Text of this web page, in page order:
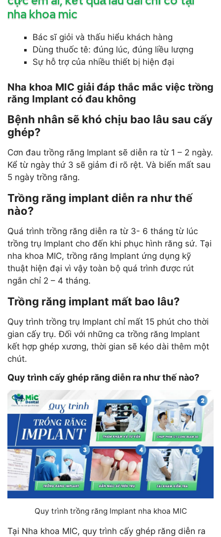
nha khoa mic
Bác sĩ giỏi và thấu hiểu khách hàng
Dùng thuốc tê: đúng lúc, đúng liều lượng
Sự hỗ trợ của nhiều thiết bị hiện đại
Nha khoa MIC giải đáp thắc mắc việc trồng
răng Implant có đau không
Bệnh nhân sẽ khó chịu bao lâu sau cấy
ghép?
Cơn đau trồng răng Implant sẽ diễn ra từ 1 – 2 ngày.
Kể từ ngày thứ 3 sẽ giảm đi rõ rệt. Và biến mất sau
5 ngày trồng răng.
Trồng răng implant diễn ra như thế
nào?
Quá trình trồng răng diễn ra từ 3- 6 tháng từ lúc
trồng trụ Implant cho đến khi phục hình răng sứ. Tại
nha khoa MIC, trồng răng Implant ứng dụng kỹ
thuật hiện đại vì vậy toàn bộ quá trình được rút
ngắn chỉ 2 – 4 tháng.
Trồng răng implant mất bao lâu?
Quy trình trồng trụ Implant chỉ mất 15 phút cho thời
gian cấy trụ. Đối với những ca trồng răng Implant
kết hợp ghép xương, thời gian sẽ kéo dài thêm một
chút.
Quy trình cấy ghép răng diễn ra như thế nào?
Quy trình trồng răng Implant nha khoa MIC
Tại Nha khoa MIC, quy trình cấy ghép răng diễn ra